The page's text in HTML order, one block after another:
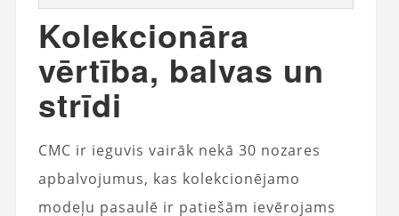
Kolekcionāra
vērtība, balvas un
strīdi
CMC ir ieguvis vairāk nekā 30 nozares
apbalvojumus, kas kolekcionējamo
modeļu pasaulē ir patiešām ievērojams